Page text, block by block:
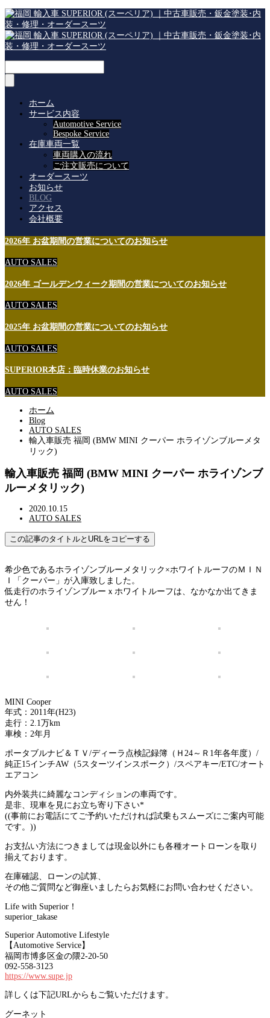
ホーム
サービス内容
Automotive Service
Bespoke Service
在庫車両一覧
車両購入の流れ
ご注文販売について
オーダースーツ
お知らせ
BLOG
アクセス
会社概要
2026年 お盆期間の営業についてのお知らせ
AUTO SALES
2026年 ゴールデンウィーク期間の営業についてのお知らせ
AUTO SALES
2025年 お盆期間の営業についてのお知らせ
AUTO SALES
SUPERIOR本店：臨時休業のお知らせ
AUTO SALES
ホーム
Blog
AUTO SALES
輸入車販売 福岡 (BMW MINI クーパー ホライゾンブルーメタ
リック)
輸入車販売 福岡 (BMW MINI クーパー ホライゾンブ
ルーメタリック)
2020.10.15
AUTO SALES
この記事のタイトルとURLをコピーする
希少色であるホライゾンブルーメタリック×ホワイトルーフのＭＩＮ
Ｉ「クーパー」が入庫致しました。
低走行のホライゾンブルーｘホワイトルーフは、なかなか出てきま
せん！
MINI Cooper
年式：2011年(H23)
走行：2.1万km
車検：2年月
ポータブルナビ＆ＴＶ/ディーラ点検記録簿（Ｈ24～Ｒ1年各年度）/
純正15インチAW（5スターツインスポーク）/スペアキー/ETC/オート
エアコン
内外装共に綺麗なコンディションの車両です。
是非、現車を見にお立ち寄り下さい*
((事前にお電話にてご予約いただければ試乗もスムーズにご案内可能
です。))
お支払い方法につきましては現金以外にも各種オートローンを取り
揃えております。
在庫確認、ローンの試算、
その他ご質問など御座いましたらお気軽にお問い合わせください。
Life with Superior！
superior_takase
Superior Automotive Lifestyle
【Automotive Service】
福岡市博多区金の隈2-20-50
092-558-3123
https://www.supe.jp
詳しくは下記URLからもご覧いただけます。
グーネット